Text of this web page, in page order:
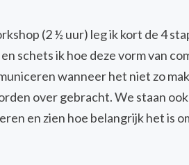
(2 ½ uur) leg ik kort de 4
schets ik hoe deze vorm van
wanneer het niet zo
over gebracht. We staan
en zien hoe belangrijk het is